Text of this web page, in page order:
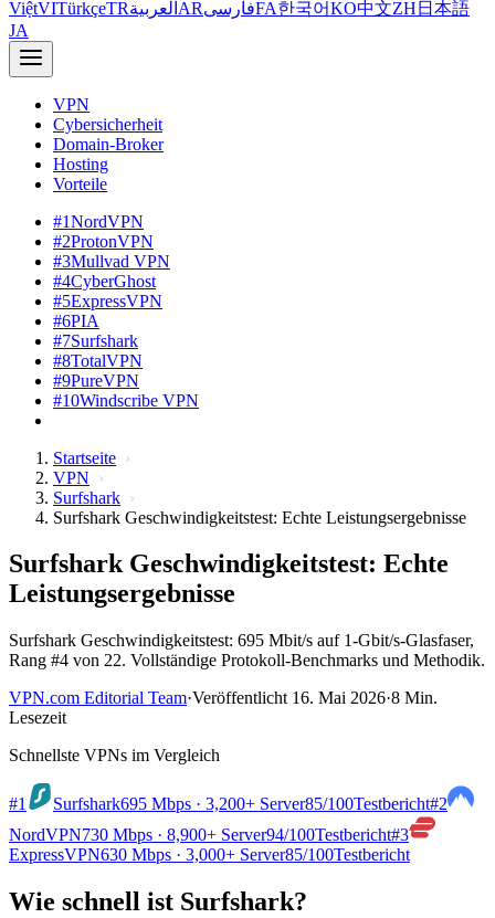
ViệtVITürkçeTRالعربية ARفارسیFA한국어KO中文ZH 日本語
JA
VPN
Cybersicherheit
Domain-Broker
Hosting
Vorteile
#1NordVPN
#2ProtonVPN
#3Mullvad VPN
#4CyberGhost
#5ExpressVPN
#6PIA
#7Surfshark
#8TotalVPN
#9PureVPN
#10Windscribe VPN
Startseite
VPN
Surfshark
Surfshark Geschwindigkeitstest: Echte Leistungsergebnisse
Surfshark Geschwindigkeitstest: Echte
Leistungsergebnisse
Surfshark Geschwindigkeitstest: 695 Mbit/s auf 1-Gbit/s-Glasfaser,
Rang #4 von 22. Vollständige Protokoll-Benchmarks und Methodik.
VPN.com Editorial Team·Veröffentlicht 16. Mai 2026·8 Min.
Lesezeit
Schnellste VPNs im Vergleich
#1 Surfshark695 Mbps · 3,200+ Server85/100Testbericht#2
NordVPN730 Mbps · 8,900+ Server94/100Testbericht#3
ExpressVPN630 Mbps · 3,000+ Server85/100Testbericht
Wie schnell ist Surfshark?